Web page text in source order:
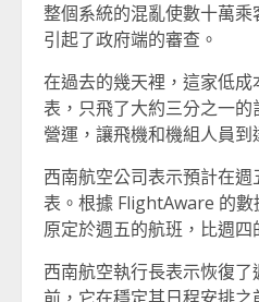
整個系統的混亂使數十萬
引起了政府端的審查。
在過去的幾天裡，這家低
表，只飛了大約三分之一
營運，讓飛機和機組人員到
西南航空公司表示預計在
表。根據 FlightAware 的
原定於週五的航班，比週四
西南航空執行長表示恢復